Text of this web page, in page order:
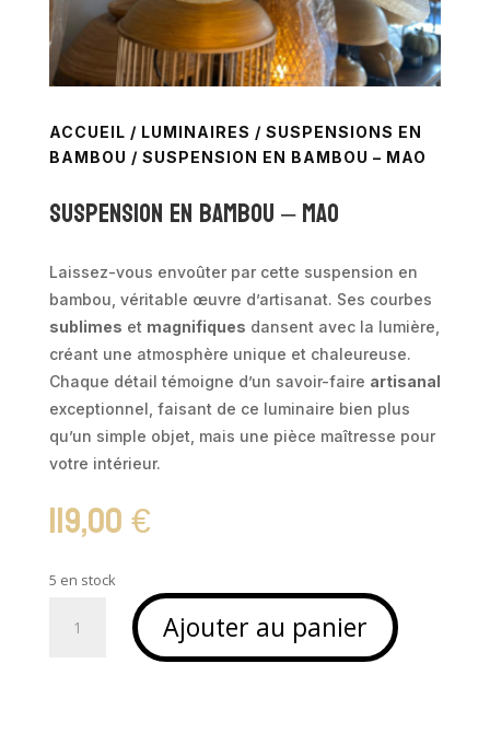
ACCUEIL / LUMINAIRES / SUSPENSIONS EN
BAMBOU / SUSPENSION EN BAMBOU – MAO
Suspension en bambou – MAO
Laissez-vous envoûter par cette suspension en
bambou, véritable œuvre d’artisanat. Ses courbes
sublimes et magnifiques dansent avec la lumière,
créant une atmosphère unique et chaleureuse.
Chaque détail témoigne d’un savoir-faire artisanal
exceptionnel, faisant de ce luminaire bien plus
qu’un simple objet, mais une pièce maîtresse pour
votre intérieur.
119,00€
5 en stock
Ajouter au panier